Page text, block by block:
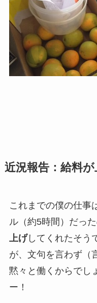
近況報告：給料が
これまでの僕の仕事
ル（約5時間）だっ
上げしてくれたそう
が、文句を言わず（
黙々と働くからでし
ー！